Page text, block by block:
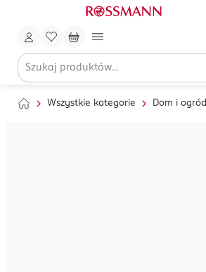
Wszystkie kategorie Dom i ogród